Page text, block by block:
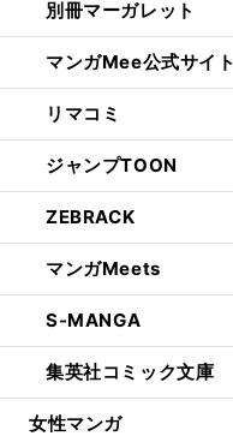
別冊マーガレット
マンガMee公式サイト
リマコミ
ジャンプTOON
ZEBRACK
マンガMeets
S-MANGA
集英社コミック文庫
女性マンガ